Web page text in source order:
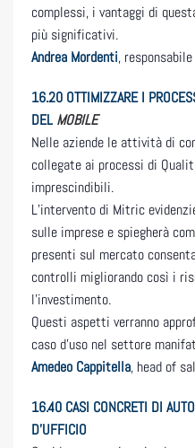
complessi, i vantaggi di
più significativi.
Andrea Mordenti,
16.20 OTTIMIZZARE I
DEL MOBILE
Nelle aziende le attività di
collegate ai processi di
imprescindibili.
L’intervento di Mitric
sulle imprese e spiegherà
presenti sul mercato
controlli migliorando così i
l’investimento.
Questi aspetti verranno
caso d’uso nel settore
Amedeo Cappitella, head of
16.40 CASI CONCRETI DI
D’UFFICIO